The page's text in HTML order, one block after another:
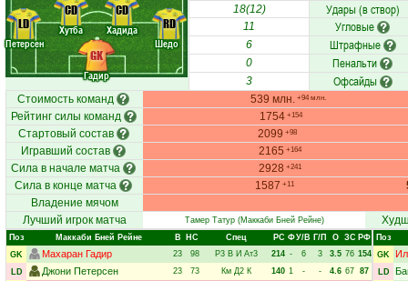
Гадир
Петерсен
Хутба
Хадида
Шедо
GK
LD
CD
CD
RD
18(12) Удары (в створ)
11 Угловые
6 Штрафные
0 Пенальти
3 Офсайды
Стоимость команд 539 млн. +94 млн.
Рейтинг силы команд 1754 +154
Стартовый состав 2099 +98
Игравший состав 2165 +164
Сила в начале матча 2928 +241
Сила в конце матча 1587 +11
Владение мячом
Лучший игрок матча
Тамер Татур(Маккаби Бней Рейне)
Поз Маккаби Бней Рейне В НC Спец РC ФУ/В Г/П О ЗС РФ
GK
Махаран Гадир 23 98 Р3 В И Ат3 214 - 6 3 3.5 76 154
LD
Джони Петерсен 23 73 Км Д2 К 140 1 - - 4.6 67 87
Поз
GK
LD